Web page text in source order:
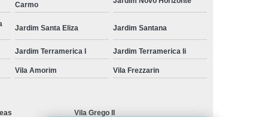
Carmo
Jardim Santa Eliza Jardim Santana
Jardim Terramerica I Jardim Terramerica Ii
Vila Amorim Vila Frezzarin
Vila Grego II